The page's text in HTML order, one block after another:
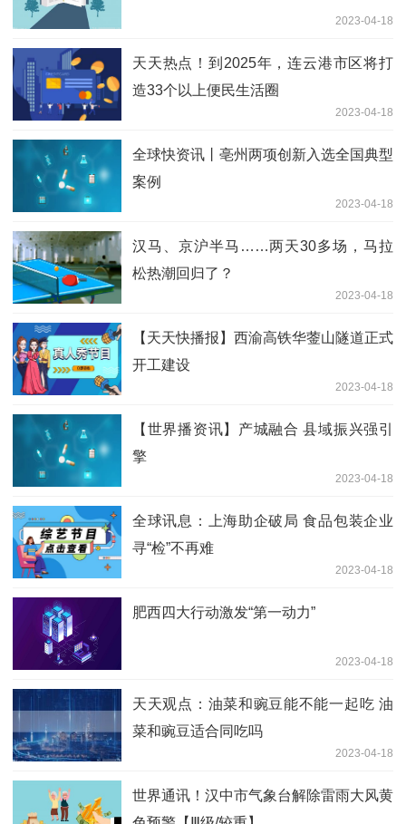
2023-04-18
天天热点！到2025年，连云港市区将打
造33个以上便民生活圈
2023-04-18
全球快资讯丨亳州两项创新入选全国典型
案例
2023-04-18
汉马、京沪半马……两天30多场，马拉
松热潮回归了？
2023-04-18
【天天快播报】西渝高铁华蓥山隧道正式
开工建设
2023-04-18
【世界播资讯】产城融合 县域振兴强引
擎
2023-04-18
全球讯息：上海助企破局 食品包装企业
寻“检”不再难
2023-04-18
肥西四大行动激发“第一动力”
2023-04-18
天天观点：油菜和豌豆能不能一起吃 油
菜和豌豆适合同吃吗
2023-04-18
世界通讯！汉中市气象台解除雷雨大风黄